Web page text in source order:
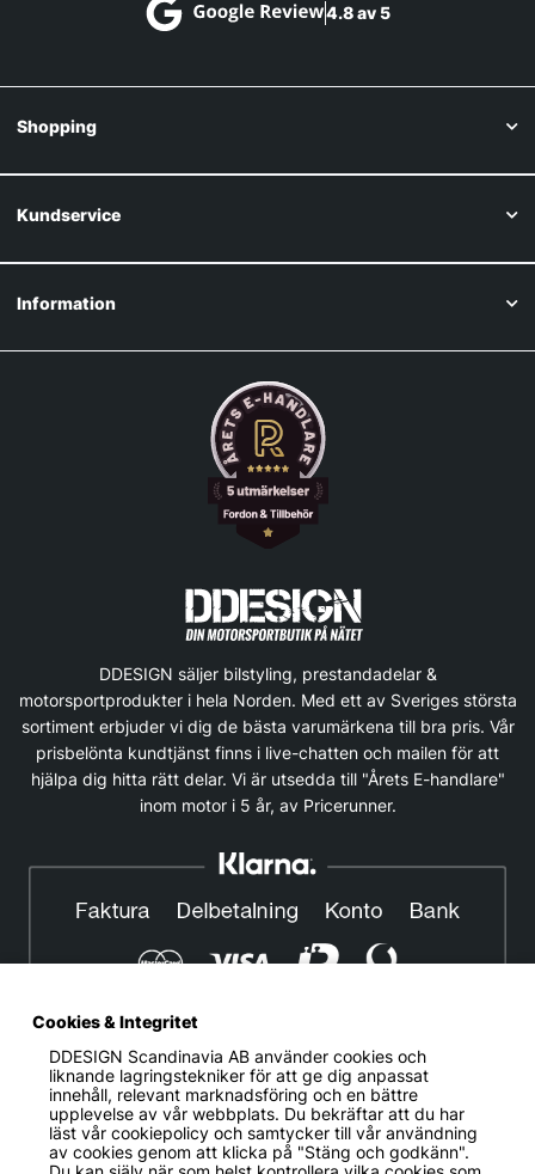
4.8 av 5
Shopping
Kundservice
Information
DDESIGN säljer bilstyling, prestandadelar &
motorsportprodukter i hela Norden. Med ett av Sveriges största
sortiment erbjuder vi dig de bästa varumärkena till bra pris. Vår
prisbelönta kundtjänst finns i live-chatten och mailen för att
hjälpa dig hitta rätt delar. Vi är utsedda till "Årets E-handlare"
inom motor i 5 år, av Pricerunner.
© DDESIGN. Alla rättigheter reserverade.
Om oss|Privacy policy|Cookiepolicy|Köp- och
leveransvillkor
Telefonnummer: 019-507 40 01
Cookies & Integritet
DDESIGN Scandinavia ABanvänder cookies och
liknande lagringstekniker för att ge dig anpassat
innehåll, relevant marknadsföring och en bättre
upplevelse av vår webbplats. Du bekräftar att du har
läst vår cookiepolicy och samtycker till vår användning
av cookies genom att klicka på "Stäng och godkänn".